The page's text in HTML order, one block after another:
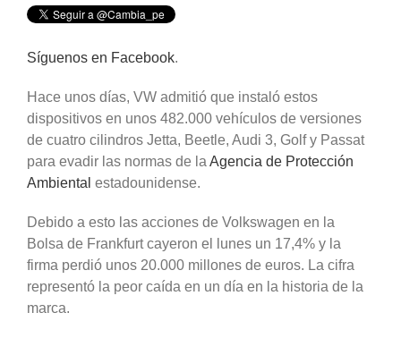
Síguenos en Facebook.
Hace unos días, VW admitió que instaló estos
dispositivos en unos 482.000 vehículos de versiones
de cuatro cilindros Jetta, Beetle, Audi 3, Golf y Passat
para evadir las normas de la Agencia de Protección
Ambiental estadounidense.
Debido a esto las acciones de Volkswagen en la
Bolsa de Frankfurt cayeron el lunes un 17,4% y la
firma perdió unos 20.000 millones de euros. La cifra
representó la peor caída en un día en la historia de la
marca.